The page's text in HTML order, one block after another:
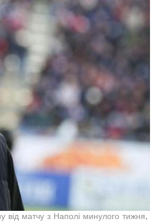
від матчу з Наполі минулого тижня,